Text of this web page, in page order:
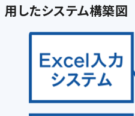
用したシステム構築図